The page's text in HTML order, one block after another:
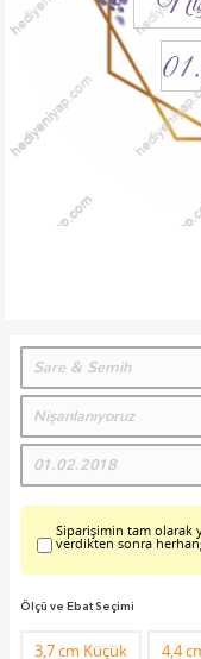
Siparişimin tam olarak
verdikten sonra
Ölçü ve Ebat Seçimi
3,7 cm Küçük 4,4